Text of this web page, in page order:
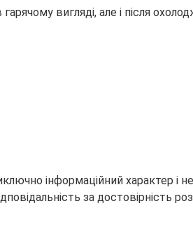
вигляді, але і після
інформаційний характер
за достовірність